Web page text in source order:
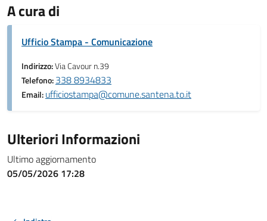
A cura di
Ufficio Stampa - Comunicazione
Indirizzo:Via Cavour n.39
Telefono:338 8934833
Email:ufficiostampa@comune.santena.to.it
Ulteriori Informazioni
Ultimo aggiornamento
05/05/2026 17:28